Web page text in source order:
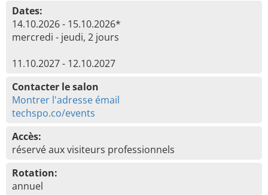
Dates:
14.10.2026 - 15.10.2026*
mercredi - jeudi, 2 jours
11.10.2027 - 12.10.2027
Contacter le salon
Montrer l'adresse émail
techspo.co/events
Accès:
réservé aux visiteurs professionnels
Rotation:
annuel